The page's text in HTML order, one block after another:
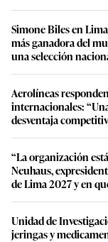
Simone Biles en
más ganadora del
una selección
Aerolíneas
internacionales:
desventaja
“La organización
Neuhaus,
de Lima 2027 y en
Unidad de
jeringas y